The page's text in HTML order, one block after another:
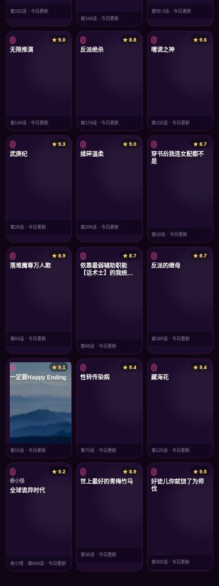
第162话 · 今日更新
第164话 · 今日更新
第58.5话 · 今日更新
★ 9.0
无限推演
第140话 · 今日更新
★ 8.8
反派绝杀
第174话 · 今日更新
★ 9.6
嗜谎之神
第102话 · 今日更新
★ 9.3
武庚纪
第28话 · 今日更新
★ 9.0
揉碎温柔
第206话 · 今日更新
★ 8.7
穿书后我连女配都不
是
第18话 · 今日更新
★ 8.9
落难魔尊万人欺
第63话 · 今日更新
★ 8.7
依靠最弱辅助职能
【话术士】的我统领
第86话 · 今日更新
★ 8.7
反派的继母
第185话 · 今日更新
★ 9.1
一定要Happy Ending
第10话 · 今日更新
★ 9.4
性转传染病
第70话 · 今日更新
★ 9.4
藏海花
第120话 · 今日更新
★ 9.2
奇小怪
全球诡异时代
奇小怪 · 第604话 · 今日更新
★ 8.9
世上最好的青梅竹马
第36话 · 今日更新
★ 9.5
好徒儿你就饶了为师
伐
第302话 · 今日更新